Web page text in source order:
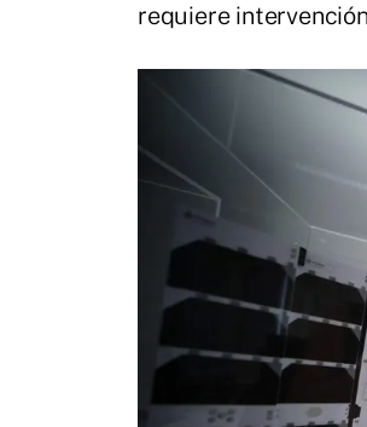
requiere